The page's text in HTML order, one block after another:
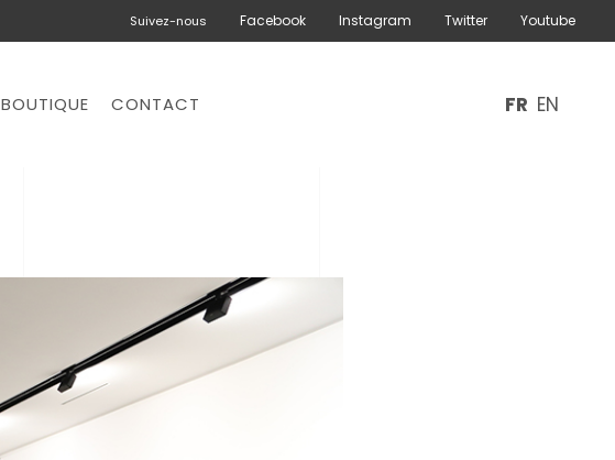
Suivez-nous Facebook Instagram Twitter Youtube
BOUTIQUE CONTACT FR EN